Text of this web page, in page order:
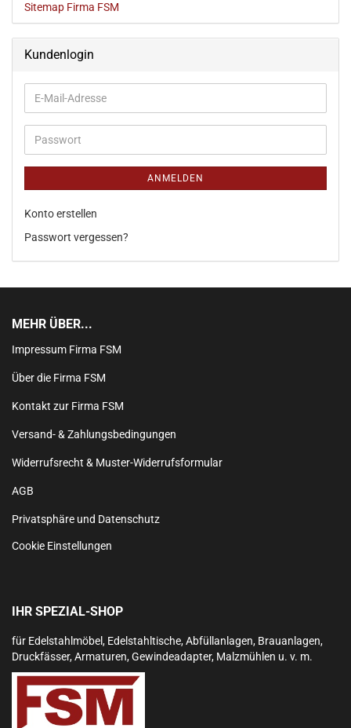
Sitemap Firma FSM
Kundenlogin
ANMELDEN
Konto erstellen
Passwort vergessen?
MEHR ÜBER...
Impressum Firma FSM
Über die Firma FSM
Kontakt zur Firma FSM
Versand- & Zahlungsbedingungen
Widerrufsrecht & Muster-Widerrufsformular
AGB
Privatsphäre und Datenschutz
Cookie Einstellungen
IHR SPEZIAL-SHOP
für Edelstahlmöbel, Edelstahltische, Abfüllanlagen, Brauanlagen,
Druckfässer, Armaturen, Gewindeadapter, Malzmühlen u. v. m.